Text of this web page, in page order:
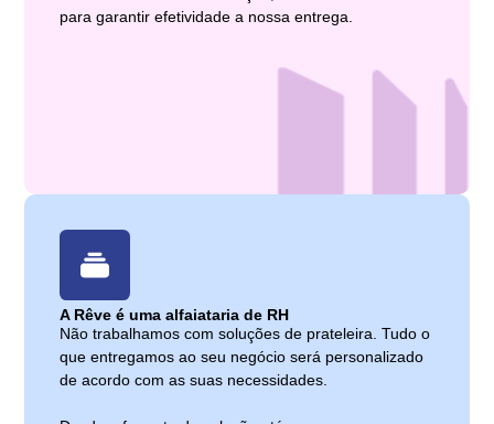
para garantir efetividade a nossa entrega.
A Rêve é uma alfaiataria de RH
Não trabalhamos com soluções de prateleira. Tudo o
que entregamos ao seu negócio será personalizado
de acordo com as suas necessidades.